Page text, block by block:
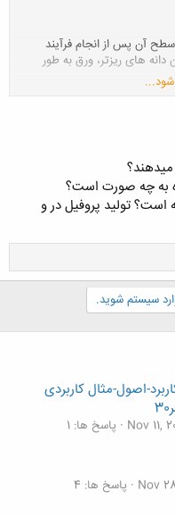
سطح آن پس از انجام فرآیند
های ریزتر، ورق به طور
بهره مند باشیم باید فلز
باشیم باید فلز انتخاب
و هرگونه عیوب دیگر
صورت همگن باشد( از لحاظ
کاری، کیفیت سطح بهبود
انجام می گیرد:
ها و ماشین ها می باشد. مواد
متفاوت می باشند.
ی آن می باشد. در همین قدم
شود اما نهایی نمی شود.
به بخش ساخت می باشد و سپس
های تولید قطعات فلزی می
شود...
به چه صورت است؟
چرا فقط جزو این 3 دسته است؟ تولید پروفیل در و
سیستم شوید.
اصول-مثال کاربردی
Nov 11,
پاسخ ها: 1
Nov
پاسخ ها: 4